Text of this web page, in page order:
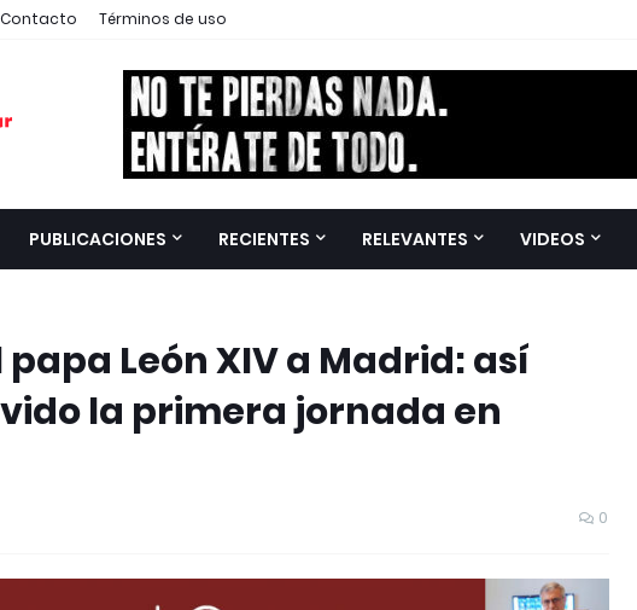
Contacto Términos de uso
PUBLICACIONES RECIENTES RELEVANTES VIDEOS
León XIV a Madrid: así
la primera jornada en
0